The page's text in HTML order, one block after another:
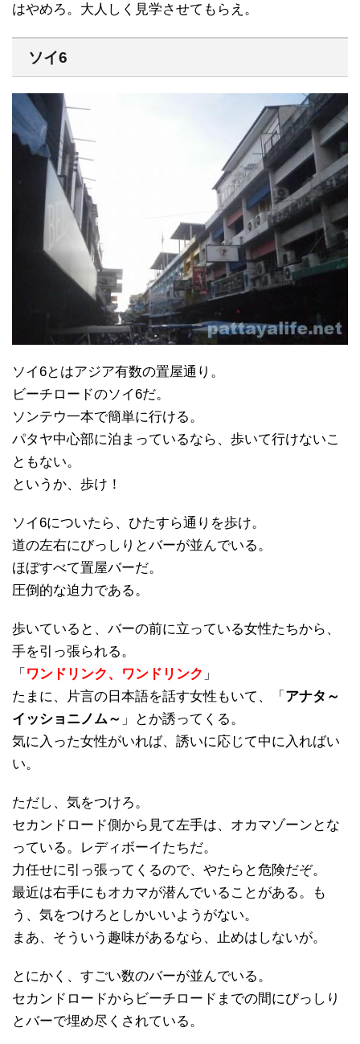
はやめろ。大人しく見学させてもらえ。
ソイ6
ソイ6とはアジア有数の置屋通り。
ビーチロードのソイ6だ。
ソンテウ一本で簡単に行ける。
パタヤ中心部に泊まっているなら、歩いて行けないこ
ともない。
というか、歩け！
ソイ6についたら、ひたすら通りを歩け。
道の左右にびっしりとバーが並んでいる。
ほぼすべて置屋バーだ。
圧倒的な迫力である。
歩いていると、バーの前に立っている女性たちから、
手を引っ張られる。
「 ワンドリンク、ワンドリンク 」
たまに、片言の日本語を話す女性もいて、「 アナタ～
イッショニノム～ 」とか誘ってくる。
気に入った女性がいれば、誘いに応じて中に入ればい
い。
ただし、気をつけろ。
セカンドロード側から見て左手は、オカマゾーンとな
っている。レディボーイたちだ。
力任せに引っ張ってくるので、やたらと危険だぞ。
最近は右手にもオカマが潜んでいることがある。も
う、気をつけろとしかいいようがない。
まあ、そういう趣味があるなら、止めはしないが。
とにかく、すごい数のバーが並んでいる。
セカンドロードからビーチロードまでの間にびっしり
とバーで埋め尽くされている。